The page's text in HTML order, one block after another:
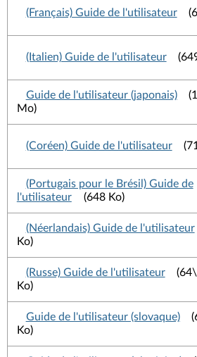
(Français) Guide de l'utilisateur
(Italien) Guide de l'utilisateur
Guide de l'utilisateur (japonais)
Mo)
(Coréen) Guide de l'utilisateur
(Portugais pour le Brésil) Guide de
l'utilisateur
(648 Ko)
(Néerlandais) Guide de l'utilisateur
Ko)
(Russe) Guide de l'utilisateur
Ko)
Guide de l'utilisateur (slovaque)
Ko)